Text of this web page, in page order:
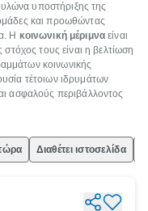
υποστήριξης της
και προωθώντας
Η κοινωνική μέριμναείναι
στόχος τους είναι η βελτίωση
κοινωνικής
τέτοιων ιδρυμάτων
ασφαλούς περιβάλλοντος
Διαθέτει ιστοσελίδα